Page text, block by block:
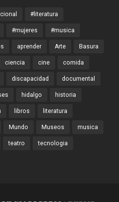
#literatura
#mujeres #musica
aprender Arte Basura
ciencia cine comida
discapacidad documental
hidalgo historia
libros literatura
Mundo Museos musica
teatro tecnologia